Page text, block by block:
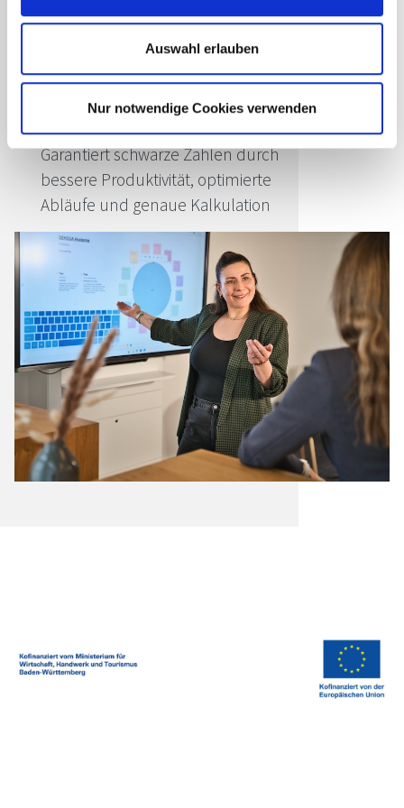
Auswahl erlauben
Nur notwendige Cookies verwenden
Selbstorganisation und
Zeitmanagement (Präsenz)
Die Basis für mehr Effizienz mit
sinnvoller Tagesstruktur
Wirtschaftlichkeit in der Küche
Garantiert schwarze Zahlen durch
bessere Produktivität, optimierte
Abläufe und genaue Kalkulation